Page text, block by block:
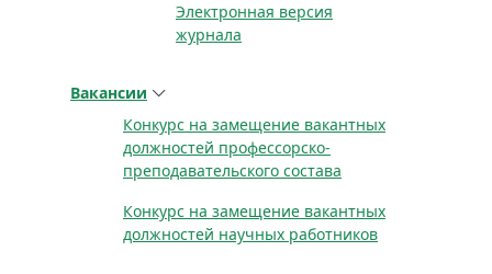
Электронная версия
журнала
Вакансии
Конкурс на замещение вакантных
должностей профессорско-
преподавательского состава
Конкурс на замещение вакантных
должностей научных работников